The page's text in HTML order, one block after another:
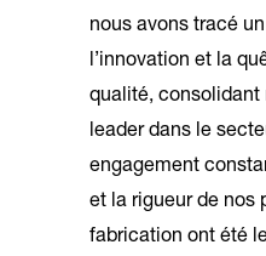
nous avons tracé
l’innovation et la
qualité, consolidant
leader dans le
engagement
et la rigueur de nos
fabrication ont été